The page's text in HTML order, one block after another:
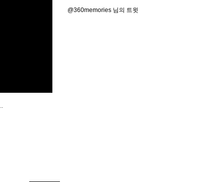
@360memories 님의 트윗